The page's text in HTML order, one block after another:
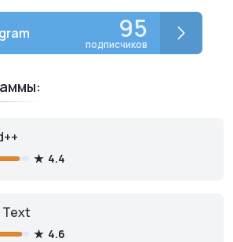
95
подписчиков
4.4
Text
4.6